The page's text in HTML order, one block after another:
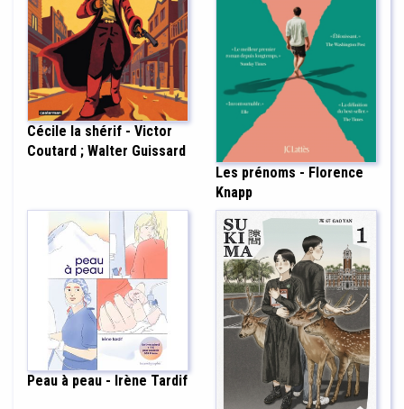
Cécile la shérif - Victor
Coutard ; Walter Guissard
Les prénoms - Florence
Knapp
Peau à peau - Irène Tardif